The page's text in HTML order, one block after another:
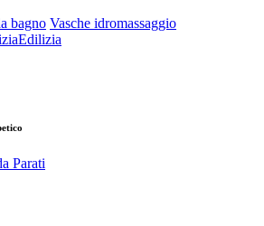
bagno Vasche idromassaggio
Edilizia
Parati